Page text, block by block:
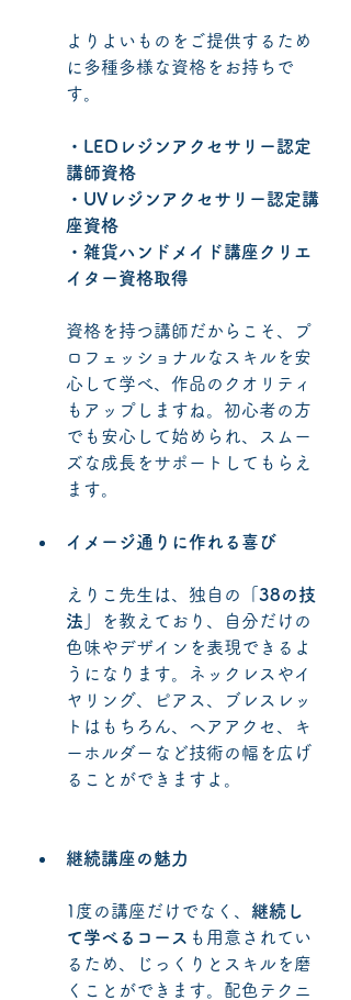
よりよいものをご提供するため
に多種多様な資格をお持ちで
す。
・LEDレジンアクセサリー認定
講師資格
・UVレジンアクセサリー認定講
座資格
・雑貨ハンドメイド講座クリエ
イター資格取得
資格を持つ講師だからこそ、プ
ロフェッショナルなスキルを安
心して学べ、作品のクオリティ
もアップしますね。初心者の方
でも安心して始められ、スムー
ズな成長をサポートしてもらえ
ます。
イメージ通りに作れる喜び
えりこ先生は、独自の
「38の技
法」
を教えており、自分だけの
色味やデザインを表現できるよ
うになります。ネックレスやイ
ヤリング、ピアス、ブレスレッ
トはもちろん、ヘアアクセ、キ
ーホルダーなど技術の幅を広げ
ることができますよ。
継続講座の魅力
1度の講座だけでなく、 継続し
て学べるコース も用意されてい
るため、じっくりとスキルを磨
くことができます。配色テクニ